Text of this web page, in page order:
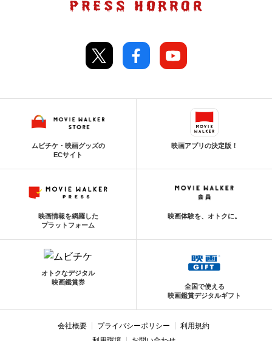
ムビチケ・映画グッズの
ECサイト
映画アプリの決定版！
映画情報を網羅した
プラットフォーム
映画体験を、オトクに。
オトクなデジタル
映画鑑賞券
全国で使える
映画鑑賞デジタルギフト
会社概要 プライバシーポリシー
利用規約